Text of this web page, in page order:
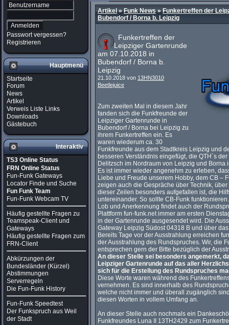
Passwort vergessen?
Registrieren
Hauptmenü
Startseite
Forum
News
Artikel
Verweis Liste Links
Downloads
Gästebuch
Interaktiv
TS3 Online Status
FRN Online Status
Fun-Funk Gateways
Locator Finde und Suche
Fun Funk Team
Fun-Funk Webcam TV
Häufig gestellte Fragen zu
Teamspeak-Client und
Gateways
Häufig gestellte Fragen zum
FRN-Client
Abkürzungen der
Bundesländer (Kürzel)
Abstimmungen
Serverregeln
Die Fun-Funk History
Fun-Funk Speedtest
Der Funkspruch aus Weil
der Stadt
Artikel»Funk News»Funkertreffen der
Bubendorf / Borna b. Leipzig
Funkertreffen der
Leipziger Gartenrunde
am 07.10.2018 in
Bubendorf / Borna b.
Leipzig
21.10.2018 von 13HN3010
Beetlejuice
Zum zweiten Mal in diesem Jahr
fanden sich die Funkfreunde der
Leipziger Gartenrunde in
Bubendorf / Borna bei Leipzig zu
ihrem Funkertreffen ein. Es
waren wiederum ca. 30
Funkfreunde aus dem Stadtkreis Leipzig und
besseren Verständnis eingefügt, die QTH´s
Delitzsch im Nordraum von Leipzig und Borna
Es ist immer wieder angenehm zu erleben,
Liebe und Freude unserem Hobby, dem CB –
zeigen auch die Gespräche über Technik,
dieser Zeilen besonders aufgefallen ist, die
untereinander. So sollte CB-Funk funktionieren.
Lob und Anerkennung findet auch der
Plattform fun-funk.net immer am ersten
in der Gartenrunde ausgesendet wird. Die
Gateway Leipzig Südost 04318 B und über
Bereits Tage vor der Ausstrahlung erreichen
der Ausstrahlung des Rundspruches. Wir, die
entsprechen gern der Bitte bezüglich der
An dieser Stelle sei besonders angemerkt,
Leipziger Gartenrunde auf das aller
sich für die Erstellung des Rundspruches
Diese Worte waren während des
vernehmen. Es sind innerhalb des
welche nicht immer und überall zugänglich
diesen Worten in vollem Umfang an.
An dieser Stelle auch nochmals ein
Funkfreundes Luna II 13TH2429 zum